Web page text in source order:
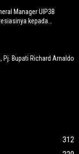
Manager UIP3B
kepada...
Pj. Bupati Richard Arnaldo
312